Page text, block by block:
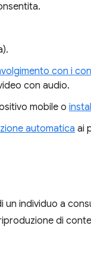
con i
con audio.
mobile o
automatica ai
un individuo a
di